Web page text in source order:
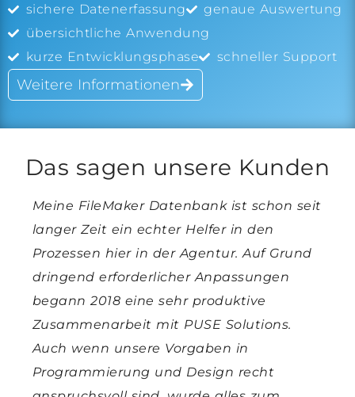
sichere Datenerfassung
genaue Auswertung
übersichtliche Anwendung
kurze Entwicklungsphase
schneller Support
Weitere Informationen
Das sagen unsere Kunden
Meine FileMaker Datenbank ist schon seit
langer Zeit ein echter Helfer in den
Prozessen hier in der Agentur. Auf Grund
dringend erforderlicher Anpassungen
begann 2018 eine sehr produktive
Zusammenarbeit mit PUSE Solutions.
Auch wenn unsere Vorgaben in
Programmierung und Design recht